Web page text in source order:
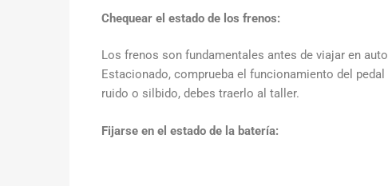
Chequear el estado de los frenos:
Los frenos son fundamentales antes de viajar en
Estacionado, comprueba el funcionamiento del
ruido o silbido, debes traerlo al taller.
Fijarse en el estado de la batería: